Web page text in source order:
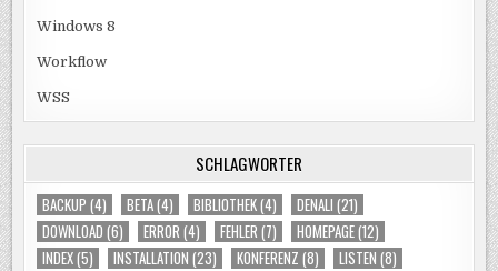
Windows 8
Workflow
WSS
SCHLAGWÖRTER
BACKUP (4) BETA(4) BIBLIOTHEK(4) DENALI (21)
DOWNLOAD (6) ERROR (4) FEHLER (7) HOMEPAGE(12)
INDEX(5) INSTALLATION (23) KONFERENZ (8) LISTEN (8)